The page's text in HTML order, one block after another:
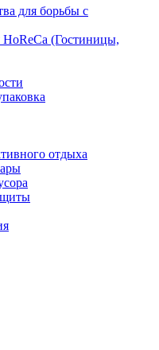
для борьбы с
HoReCa (Гостиницы,
отдыха